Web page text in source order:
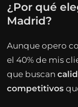
¿Por qué
Madrid?
Aunque opero
el 40% de mis
que buscan
competitivos